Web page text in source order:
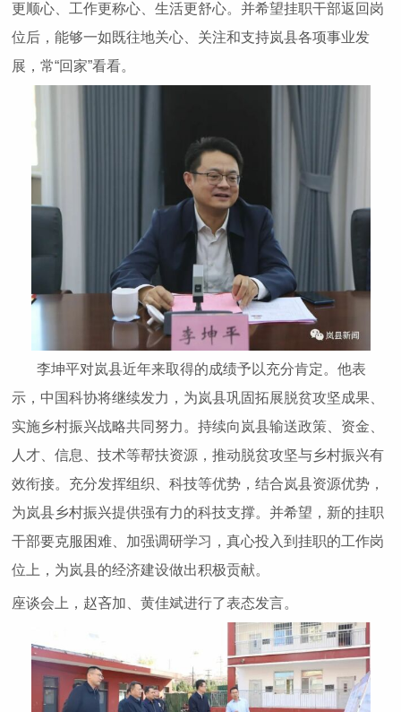
更顺心、工作更称心、生活更舒心。并希望挂职干部返回岗
位后，能够一如既往地关心、关注和支持岚县各项事业发
展，常“回家”看看。
李坤平对岚县近年来取得的成绩予以充分肯定。他表
示，中国科协将继续发力，为岚县巩固拓展脱贫攻坚成果、
实施乡村振兴战略共同努力。持续向岚县输送政策、资金、
人才、信息、技术等帮扶资源，推动脱贫攻坚与乡村振兴有
效衔接。充分发挥组织、科技等优势，结合岚县资源优势，
为岚县乡村振兴提供强有力的科技支撑。并希望，新的挂职
干部要克服困难、加强调研学习，真心投入到挂职的工作岗
位上，为岚县的经济建设做出积极贡献。
座谈会上，赵吝加、黄佳斌进行了表态发言。